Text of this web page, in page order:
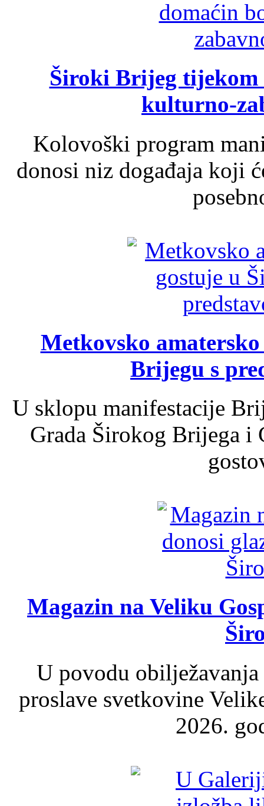
Široki Brijeg tijekom
kulturno-
Kolovoški program
donosi niz događaja koji
Metkovsko
Brijegu s
U sklopu manifestacije
Grada Širokog Brijega
Magazin na Veliku
U povodu
proslave svetkovine
2026.